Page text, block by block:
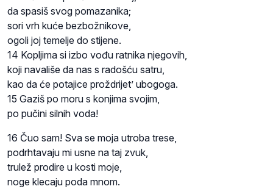
da spasiš svog pomazanika;
sori vrh kuće bezbožnikove,
ogoli joj temelje do stijene.
14 Kopljima si izbo vođu ratnika njegovih,
koji navališe da nas s radošću satru,
kao da će potajice proždrijet’ ubogoga.
15 Gaziš po moru s konjima svojim,
po pučini silnih voda!
16 Čuo sam! Sva se moja utroba trese,
podrhtavaju mi usne na taj zvuk,
trulež prodire u kosti moje,
noge klecaju poda mnom.